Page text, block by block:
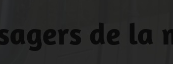
de la